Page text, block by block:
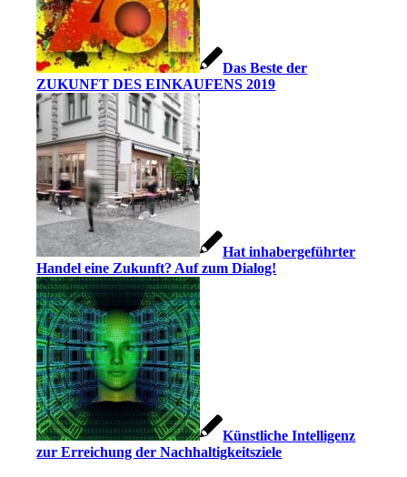
Das Beste der
ZUKUNFT DES EINKAUFENS 2019
Hat inhabergeführter
Handel eine Zukunft? Auf zum Dialog!
Künstliche Intelligenz
zur Erreichung der Nachhaltigkeitsziele